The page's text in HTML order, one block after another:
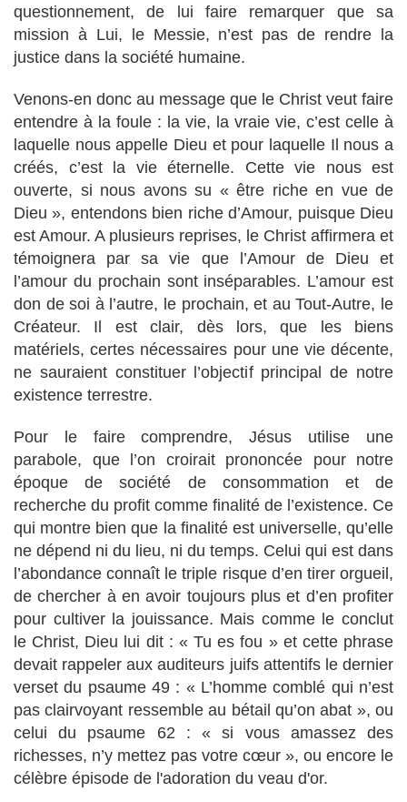
questionnement, de lui faire remarquer que sa
mission à Lui, le Messie, n’est pas de rendre la
justice dans la société humaine.
Venons-en donc au message que le Christ veut faire
entendre à la foule : la vie, la vraie vie, c’est celle à
laquelle nous appelle Dieu et pour laquelle Il nous a
créés, c’est la vie éternelle. Cette vie nous est
ouverte, si nous avons su « être riche en vue de
Dieu », entendons bien riche d’Amour, puisque Dieu
est Amour. A plusieurs reprises, le Christ affirmera et
témoignera par sa vie que l’Amour de Dieu et
l’amour du prochain sont inséparables. L’amour est
don de soi à l’autre, le prochain, et au Tout-Autre, le
Créateur. Il est clair, dès lors, que les biens
matériels, certes nécessaires pour une vie décente,
ne sauraient constituer l’objectif principal de notre
existence terrestre.
Pour le faire comprendre, Jésus utilise une
parabole, que l’on croirait prononcée pour notre
époque de société de consommation et de
recherche du profit comme finalité de l’existence. Ce
qui montre bien que la finalité est universelle, qu’elle
ne dépend ni du lieu, ni du temps. Celui qui est dans
l’abondance connaît le triple risque d’en tirer orgueil,
de chercher à en avoir toujours plus et d’en profiter
pour cultiver la jouissance. Mais comme le conclut
le Christ, Dieu lui dit : « Tu es fou » et cette phrase
devait rappeler aux auditeurs juifs attentifs le dernier
verset du psaume 49 : « L’homme comblé qui n’est
pas clairvoyant ressemble au bétail qu’on abat », ou
celui du psaume 62 : « si vous amassez des
richesses, n’y mettez pas votre cœur », ou encore le
célèbre épisode de l'adoration du veau d'or.